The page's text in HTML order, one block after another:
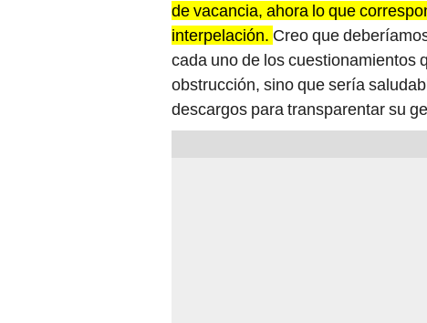
de vacancia, ahora lo que
interpelación. Creo que
cada uno de los cuestionamientos
obstrucción, sino que sería
descargos para transparentar su